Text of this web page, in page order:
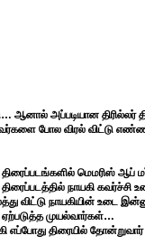
ஆனால் அப்படியான
போல விரல் விட்டு
மெமரிஸ் ஆப்
நாயகி கவர்ச்சி
விட்டு நாயகியின் உடை
ஏற்படுத்த முயல்வார்கள்…
எப்போது திரையில்